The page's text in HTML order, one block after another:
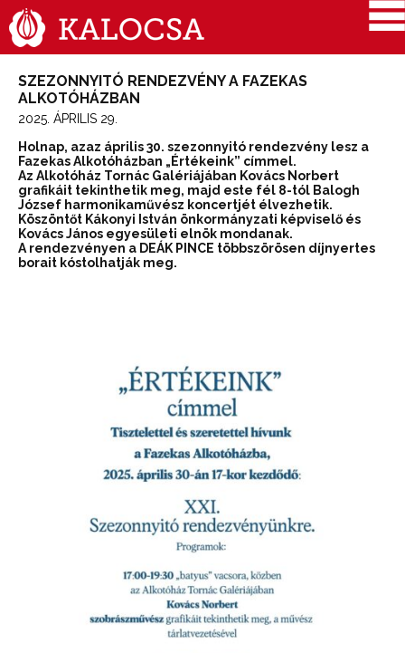
SZEZONNYITÓ RENDEZVÉNY A FAZEKAS
ALKOTÓHÁZBAN
2025. ÁPRILIS 29.
Holnap, azaz április 30. szezonnyitó rendezvény lesz a
Fazekas Alkotóházban „Értékeink” címmel.
Az Alkotóház Tornác Galériájában Kovács Norbert
grafikáit tekinthetik meg, majd este fél 8-tól Balogh
József harmonikaművész koncertjét élvezhetik.
Köszöntőt Kákonyi István önkormányzati képviselő és
Kovács János egyesületi elnök mondanak.
A rendezvényen a DEÁK PINCE többszörösen díjnyertes
borait kóstolhatják meg.